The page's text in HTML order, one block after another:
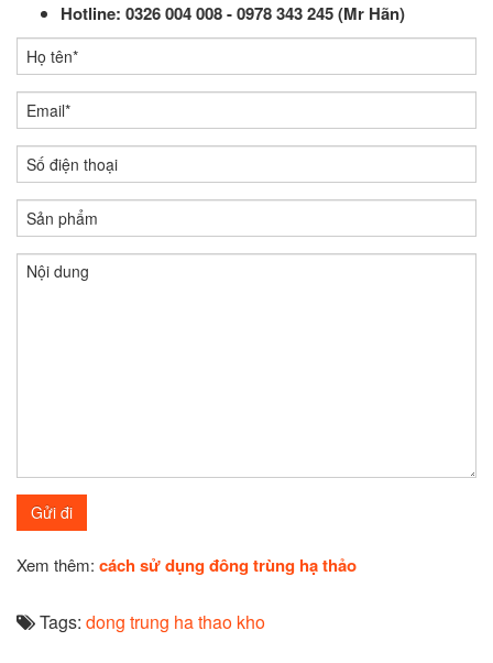
Hotline: 0326 004 008 - 0978 343 245 (Mr Hãn)
Xem thêm: cách sử dụng đông trùng hạ thảo
Tags: dong trung ha thao kho